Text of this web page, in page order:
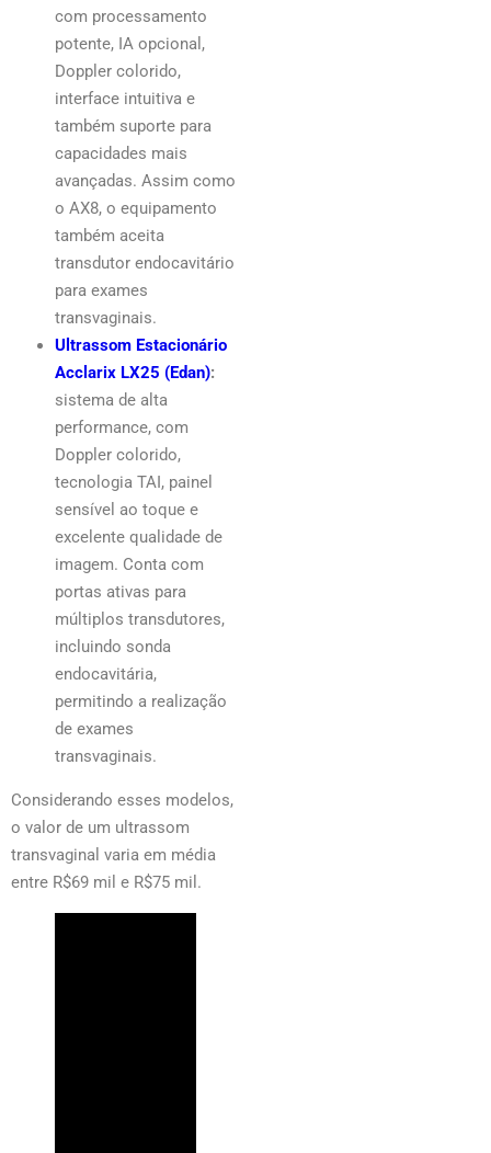
com processamento
potente, IA opcional,
Doppler colorido,
interface intuitiva e
também suporte para
capacidades mais
avançadas. Assim como
o AX8, o equipamento
também aceita
transdutor endocavitário
para exames
transvaginais.
Ultrassom Estacionário
Acclarix LX25 (Edan):
sistema de alta
performance, com
Doppler colorido,
tecnologia TAI, painel
sensível ao toque e
excelente qualidade de
imagem. Conta com
portas ativas para
múltiplos transdutores,
incluindo sonda
endocavitária,
permitindo a realização
de exames
transvaginais.
Considerando esses modelos,
o valor de um ultrassom
transvaginal varia em média
entre R$69 mil e R$75 mil.